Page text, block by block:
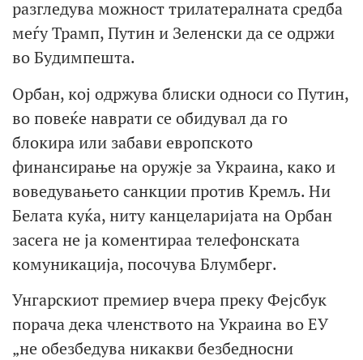
разгледува можност трилатералната средба
меѓу Трамп, Путин и Зеленски да се одржи
во Будимпешта.
Орбан, кој одржува блиски односи со Путин,
во повеќе наврати се обидувал да го
блокира или забави европското
финансирање на оружје за Украина, како и
воведувањето санкции против Кремљ. Ни
Белата куќа, ниту канцеларијата на Орбан
засега не ја коментираа телефонската
комуникација, посочува Блумберг.
Унгарскиот премиер вчера преку Фејсбук
порача дека членството на Украина во ЕУ
„не обезбедува никакви безбедносни